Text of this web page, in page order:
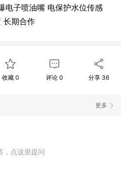
电子喷油嘴 电保护水位传感
长期合作
收藏 0 评论0 分享 36
更多
，点这里提问